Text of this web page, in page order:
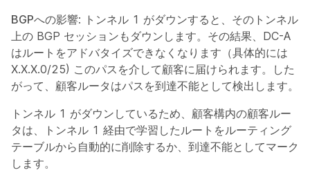
BGPへの影響: トンネル 1 がダウンすると、そのトンネル
上の BGP セッションもダウンします。その結果、DC-A
はルートをアドバタイズできなくなります（具体的には
X.X.X.0/25) このパスを介して顧客に届けられます。した
がって、顧客ルータはパスを到達不能として検出します。
トンネル 1 がダウンしているため、顧客構内の顧客ルー
タは、トンネル 1 経由で学習したルートをルーティング
テーブルから自動的に削除するか、到達不能としてマーク
します。